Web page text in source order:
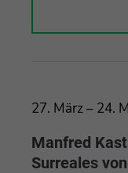
27. März – 24.
Manfred
Surreales